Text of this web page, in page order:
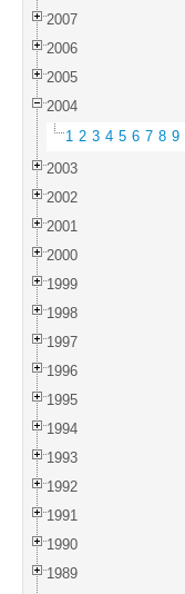
2007
2006
2005
2004
1 2 3 4 5 6 7 8 9
2003
2002
2001
2000
1999
1998
1997
1996
1995
1994
1993
1992
1991
1990
1989